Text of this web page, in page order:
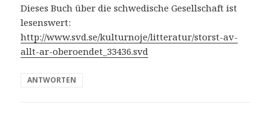
Dieses Buch über die schwedische Gesellschaft ist
lesenswert:
http://www.svd.se/kulturnoje/litteratur/storst-av-
allt-ar-oberoendet_33436.svd
ANTWORTEN